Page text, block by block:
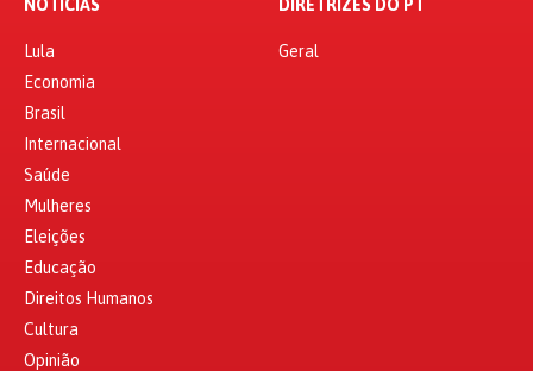
NOTÍCIAS
Lula
Economia
Brasil
Internacional
Saúde
Mulheres
Eleições
Educação
Direitos Humanos
Cultura
Opinião
DIRETRIZES DO PT
Geral